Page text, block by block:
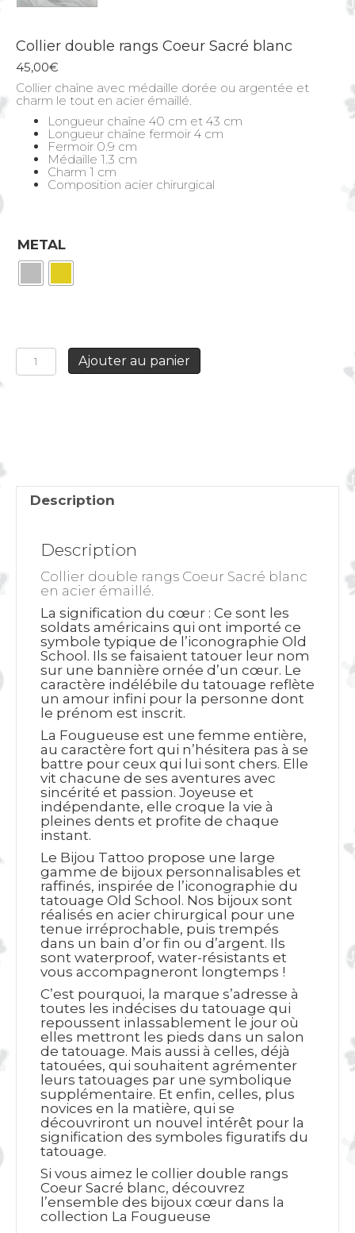
Collier double rangs Coeur Sacré blanc
45,00€
Collier chaîne avec médaille dorée ou argentée et
charm le tout en acier émaillé.
Longueur chaîne 40 cm et 43 cm
Longueur chaîne fermoir 4 cm
Fermoir 0.9 cm
Médaille 1.3 cm
Charm 1 cm
Composition acier chirurgical
METAL
quantité
Collier
Ajouter au panier
Description
Description
Collier double rangs Coeur Sacré blanc
en acier émaillé.
La signification du cœur : Ce sont les
soldats américains qui ont importé ce
symbole typique de l’iconographie Old
School. Ils se faisaient tatouer leur nom
sur une bannière ornée d’un cœur. Le
caractère indélébile du tatouage reflète
un amour infini pour la personne dont
le prénom est inscrit.
La Fougueuse est une femme entière,
au caractère fort qui n’hésitera pas à se
battre pour ceux qui lui sont chers. Elle
vit chacune de ses aventures avec
sincérité et passion. Joyeuse et
indépendante, elle croque la vie à
pleines dents et profite de chaque
instant.
Le Bijou Tattoo propose une large
gamme de bijoux personnalisables et
raffinés, inspirée de l’iconographie du
tatouage Old School. Nos bijoux sont
réalisés en acier chirurgical pour une
tenue irréprochable, puis trempés
dans un bain d’or fin ou d’argent. Ils
sont waterproof, water-résistants et
vous accompagneront longtemps !
C’est pourquoi, la marque s’adresse à
toutes les indécises du tatouage qui
repoussent inlassablement le jour où
elles mettront les pieds dans un salon
de tatouage. Mais aussi à celles, déjà
tatouées, qui souhaitent agrémenter
leurs tatouages par une symbolique
supplémentaire. Et enfin, celles, plus
novices en la matière, qui se
découvriront un nouvel intérêt pour la
signification des symboles figuratifs du
tatouage.
Si vous aimez le collier double rangs
Coeur Sacré blanc, découvrez
l’ensemble des bijoux cœur dans la
collection La Fougueuse